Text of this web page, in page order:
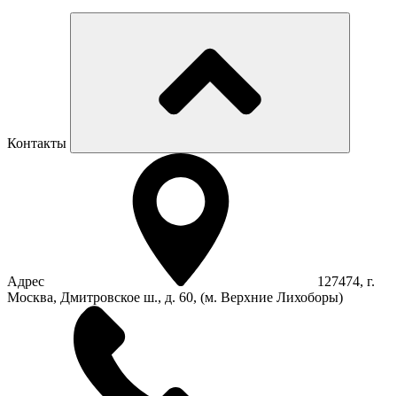
Контакты
Адрес
127474, г.
Москва, Дмитровское ш., д. 60, (м. Верхние Лихоборы)